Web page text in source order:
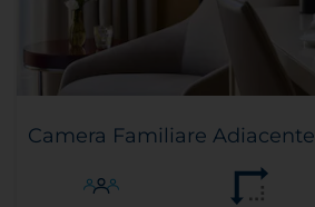
Camera Familiare Adiacente